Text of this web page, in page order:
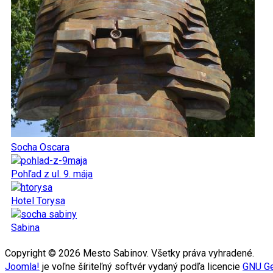
Socha Oscara
Pohľad z ul. 9. mája
Hotel Torysa
Sabina
Copyright © 2026 Mesto Sabinov. Všetky práva vyhradené.
Joomla! je voľne šíriteľný softvér vydaný podľa licencie GNU